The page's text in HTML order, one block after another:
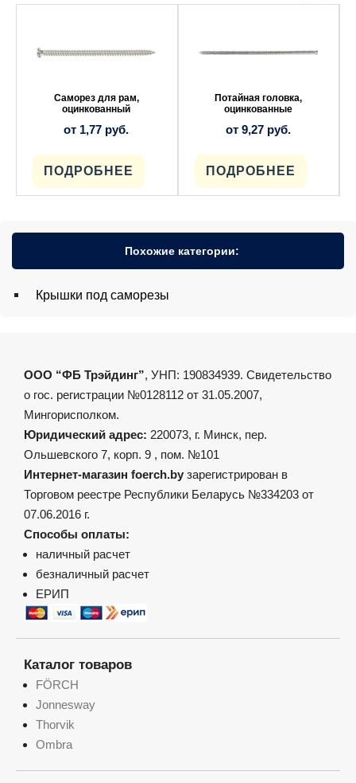
Саморез для рам,
оцинкованный
от 1,77 руб.
ПОДРОБНЕЕ
несколько
выбрать
товара.
Потайная головка,
оцинкованные
от 9,27 руб.
ПОДРОБНЕЕ
несколько
выбрать
товара.
Похожие категории:
Крышки под саморезы
ООО “ФБ Трэйдинг”, УНП: 190834939. Свидетельство
о гос. регистрации №0128112 от 31.05.2007,
Мингорисполком.
Юридический адрес: 220073, г. Минск, пер.
Ольшевского 7, корп. 9 , пом. №101
Интернет-магазин foerch.by зарегистрирован в
Торговом реестре Республики Беларусь №334203 от
07.06.2016 г.
Способы оплаты:
наличный расчет
безналичный расчет
ЕРИП
Каталог товаров
FÖRCH
Jonnesway
Thorvik
Ombra